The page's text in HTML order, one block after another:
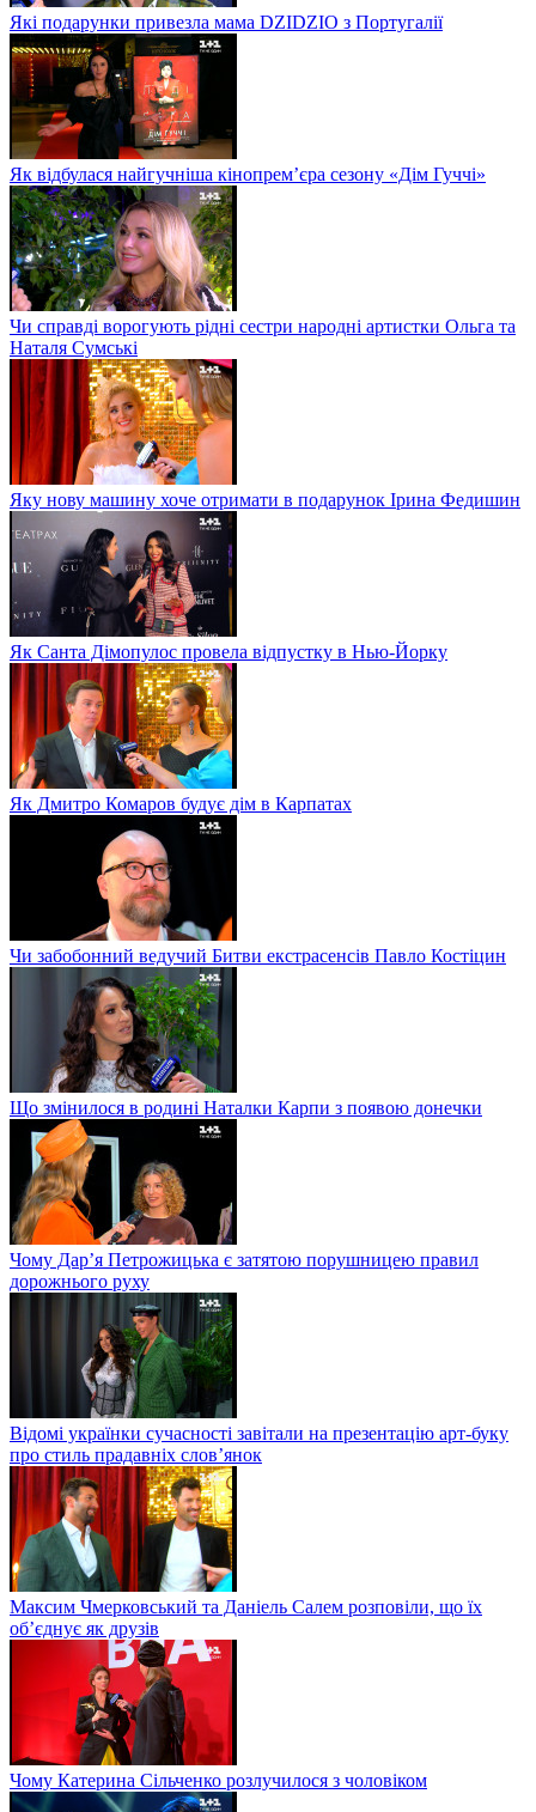
Які подарунки привезла мама DZIDZIO з Португалії
Як відбулася найгучніша кінопрем’єра сезону «Дім Гуччі»
Чи справді ворогують рідні сестри народні артистки Ольга та
Наталя Сумські
Яку нову машину хоче отримати в подарунок Ірина Федишин
Як Санта Дімопулос провела відпустку в Нью-Йорку
Як Дмитро Комаров будує дім в Карпатах
Чи забобонний ведучий Битви екстрасенсів Павло Костіцин
Що змінилося в родині Наталки Карпи з появою донечки
Чому Дар’я Петрожицька є затятою порушницею правил
дорожнього руху
Відомі українки сучасності завітали на презентацію арт-буку
про стиль прадавніх слов’янок
Максим Чмерковський та Даніель Салем розповіли, що їх
об’єднує як друзів
Чому Катерина Сільченко розлучилося з чоловіком